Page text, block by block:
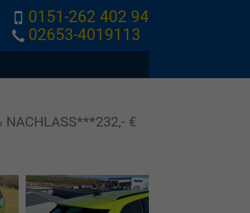
0151-262 402 94
02653-4019113
NACHLASS***232,- €